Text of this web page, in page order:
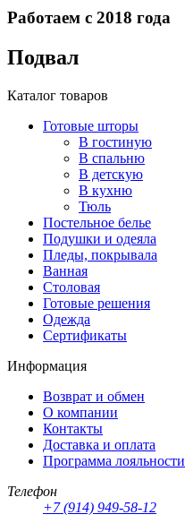
Работаем с 2018 года
Подвал
Каталог товаров
Готовые шторы
В гостиную
В спальню
В детскую
В кухню
Тюль
Постельное белье
Подушки и одеяла
Пледы, покрывала
Ванная
Столовая
Готовые решения
Одежда
Сертификаты
Информация
Возврат и обмен
О компании
Контакты
Доставка и оплата
Программа лояльности
Телефон
+7 (914) 949-58-12